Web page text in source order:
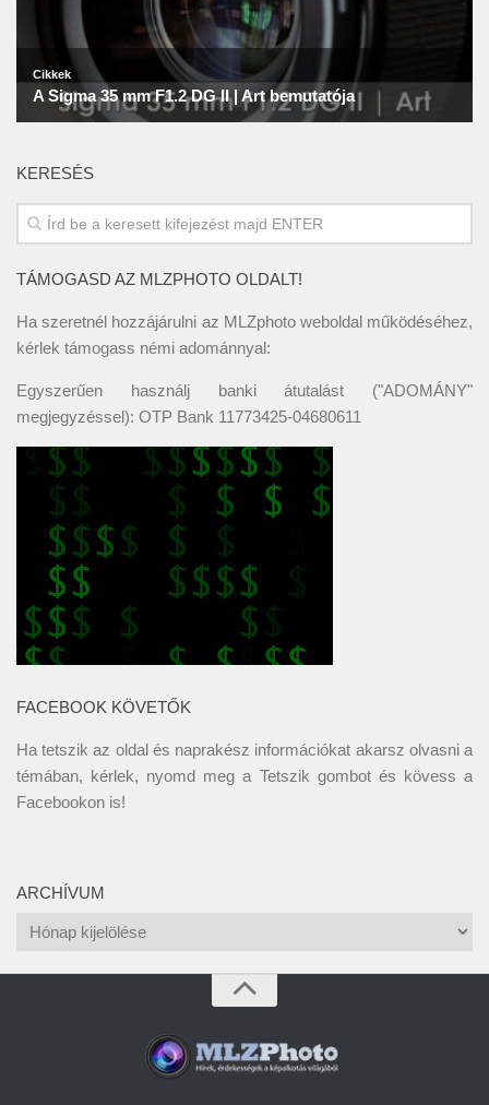
KERESÉS
TÁMOGASD AZ MLZPHOTO OLDALT!
Ha szeretnél hozzájárulni az MLZphoto weboldal működéséhez,
kérlek támogass némi adománnyal:
Egyszerűen használj banki átutalást ("ADOMÁNY"
megjegyzéssel): OTP Bank 11773425-04680611
FACEBOOK KÖVETŐK
Ha tetszik az oldal és naprakész információkat akarsz olvasni a
témában, kérlek, nyomd meg a Tetszik gombot és kövess a
Facebookon is!
ARCHÍVUM
Archívum